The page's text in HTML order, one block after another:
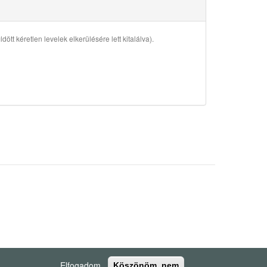
kéretlen levelek elkerülésére lett kitalálva).